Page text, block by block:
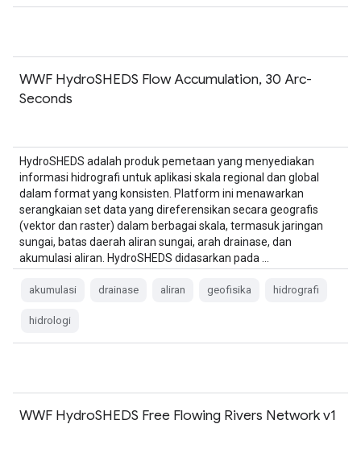
WWF HydroSHEDS Flow Accumulation, 30 Arc-
Seconds
HydroSHEDS adalah produk pemetaan yang menyediakan
informasi hidrografi untuk aplikasi skala regional dan global
dalam format yang konsisten. Platform ini menawarkan
serangkaian set data yang direferensikan secara geografis
(vektor dan raster) dalam berbagai skala, termasuk jaringan
sungai, batas daerah aliran sungai, arah drainase, dan
akumulasi aliran. HydroSHEDS didasarkan pada …
akumulasi drainase aliran geofisika hidrografi
hidrologi
WWF HydroSHEDS Free Flowing Rivers Network v1